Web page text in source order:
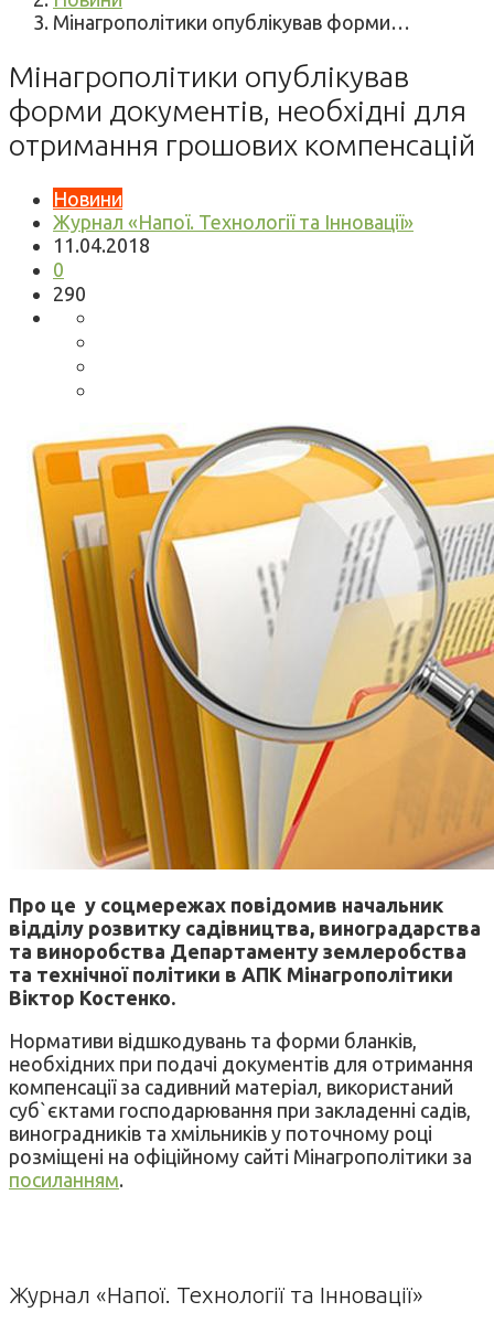
Мінагрополітики опублікував форми…
Мінагрополітики опублікував
форми документів, необхідні для
отримання грошових компенсацій
Новини
Журнал «Напої. Технології та Інновації»
11.04.2018
0
290
Про це у соцмережах повідомив начальник
відділу розвитку садівництва, виноградарства
та виноробства Департаменту землеробства
та технічної політики в АПК Мінагрополітики
Віктор Костенко.
Нормативи відшкодувань та форми бланків,
необхідних при подачі документів для отримання
компенсації за садивний матеріал, використаний
суб`єктами господарювання при закладенні садів,
виноградників та хмільників у поточному році
розміщені на офіційному сайті Мінагрополітики за
посиланням.
Журнал «Напої. Технології та Інновації»